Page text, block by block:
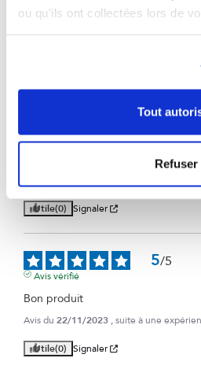
ou qu'ils ont collectées lors de
Tout
Refuser
Produits efficaces
5/5
Avis vérifié
Très bien, conforme à mes
Utile(0) Signaler
5/5
Avis vérifié
Bon produit
Avis du 22/11/2023 , suite à une
Utile(0) Signaler